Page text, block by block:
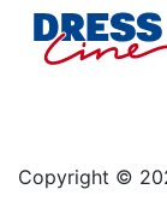
Copyright ©